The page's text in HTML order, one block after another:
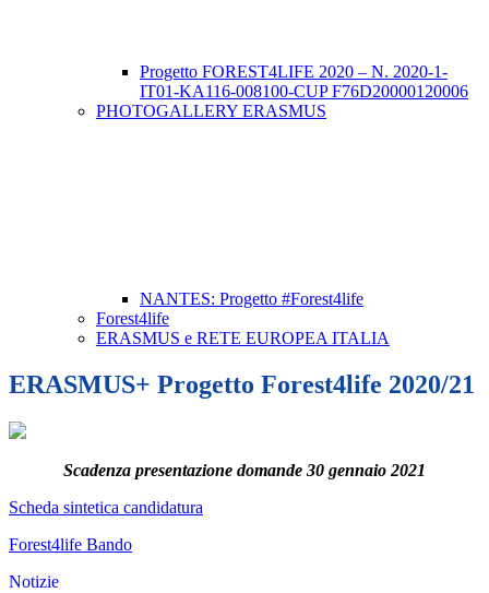
Progetto FOREST4LIFE 2020 – N. 2020-1-
IT01-KA116-008100-CUP F76D20000120006
PHOTOGALLERY ERASMUS
NANTES: Progetto #Forest4life
Forest4life
ERASMUS e RETE EUROPEA ITALIA
ERASMUS+ Progetto Forest4life 2020/21
Scadenza presentazione domande 30 gennaio 2021
Scheda sintetica candidatura
Forest4life Bando
Notizie